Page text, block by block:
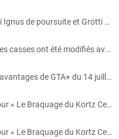
GTA Online : Les Pegassi Ignus de poursuite et Grotti Veleno GT sont maintenant disponibles
GTA Online : Les gains des casses ont été modifiés avec la mise à jour « Le Braquage du Kortz Center »
GTA Online : Détails des avantages de GTA+ du 14 juillet au 12 août
GTA Online : La mise à jour « Le Braquage du Kortz Center » est maintenant disponible
GTA Online : La mise à jour « Le Braquage du Kortz Center » est disponible en préchargement sur PS5 et Xbox Series X|S